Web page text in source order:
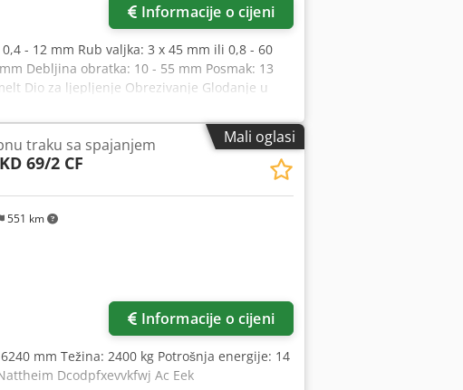
Informacije o cijeni
- 12 mm Rub valjka: 3 x 45 mm ili 0,8 - 60
Debljina obratka: 10 - 55 mm Posmak: 13
Dio za ljepljenje Obrezivanje Glodanje u
za poliranje Dimenzije stroja: 7450 x
Djdovvkd Tepfx Ac Eeck
Mali oglasi
551 km
traku sa spajanjem
69/2 CF
Informacije o cijeni
mm Težina: 2400 kg Potrošnja energije: 14
Dcodpfxevvkfwj Ac Eek